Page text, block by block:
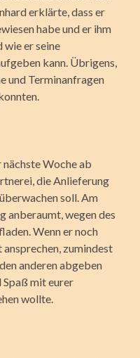
erklärte, dass er
habe und er ihm
wie er seine
kann. Übrigens,
und Terminanfragen
Woche ab
die Anlieferung
soll. Am
anberaumt, wegen des
Wenn er noch
zumindest
anderen abgeben
Spaß mit eurer
wollte.